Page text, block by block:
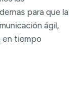
para que la
ágil,
en tiempo